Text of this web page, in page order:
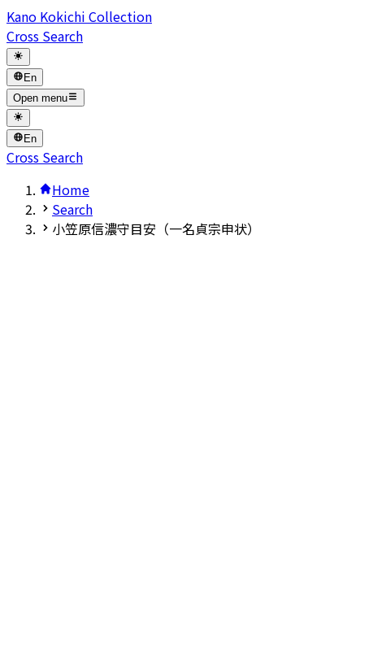
Kano Kokichi Collection
Cross Search
En
Open menu
En
Cross Search
Home
Search
小笠原信濃守目安（一名貞宗申状）